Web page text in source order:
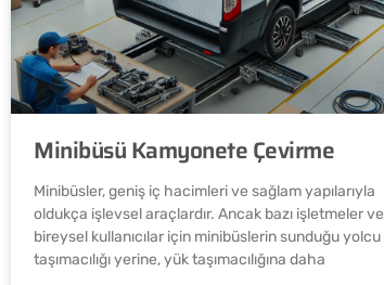
Minibüsü Kamyonete Çevirme
Minibüsler, geniş iç hacimleri ve sağlam yapılarıyla
oldukça işlevsel araçlardır. Ancak bazı işletmeler ve
bireysel kullanıcılar için minibüslerin sunduğu yolcu
taşımacılığı yerine, yük taşımacılığına daha